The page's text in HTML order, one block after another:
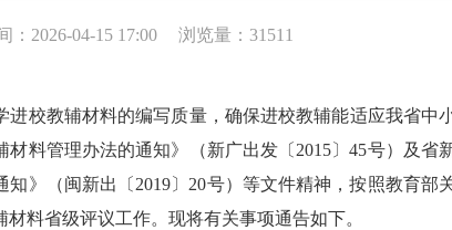
：2026-04-15 17:00 浏览量：31511
教辅材料的编写质量，确保进校教辅能适应我省中
材料管理办法的通知》（新广出发〔2015〕45号）及
知》（闽新出〔2019〕20号）等文件精神，按照教育
料省级评议工作。现将有关事项通告如下。